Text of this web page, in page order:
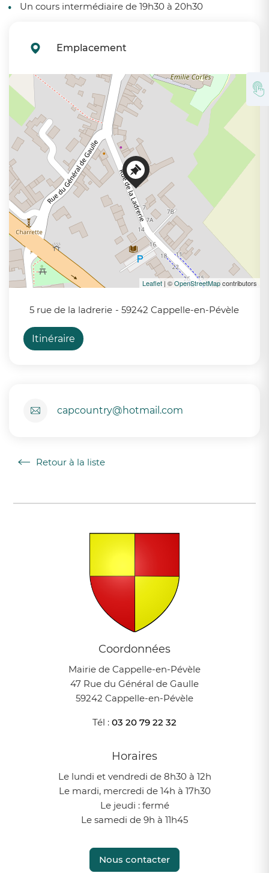
Un cours intermédiaire de 19h30 à 20h30
Emplacement
Leaflet | ©OpenStreetMapcontributors
5 rue de la ladrerie - 59242 Cappelle-en-Pévèle
Itinéraire
capcountry@hotmail.com
Retour à la liste
Retour à la liste
Coordonnées
Mairie de Cappelle-en-Pévèle
47 Rue du Général de Gaulle
59242 Cappelle-en-Pévèle
Tél : 03 20 79 22 32
Horaires
Le lundi et vendredi de 8h30 à 12h
Le mardi, mercredi de 14h à 17h30
Le jeudi : fermé
Le samedi de 9h à 11h45
Nous contacter